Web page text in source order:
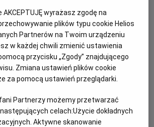
AKCEPTUJĘ wyrażasz zgodę na
plików typu cookie Helios
Partnerów na Twoim urządzeniu
w każdej chwili zmienić ustawienia
przycisku „Zgody” znajdującego
Zmiana ustawień plików cookie
za pomocą ustawień przeglądarki.
Partnerzy możemy przetwarzać
celach:Użycie dokładnych
Aktywne skanowanie